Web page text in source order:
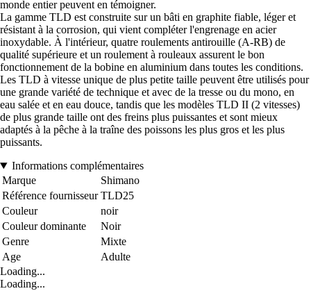
monde entier peuvent en témoigner.
La gamme TLD est construite sur un bâti en graphite fiable, léger et
résistant à la corrosion, qui vient compléter l'engrenage en acier
inoxydable. À l'intérieur, quatre roulements antirouille (A-RB) de
qualité supérieure et un roulement à rouleaux assurent le bon
fonctionnement de la bobine en aluminium dans toutes les conditions.
Les TLD à vitesse unique de plus petite taille peuvent être utilisés pour
une grande variété de technique et avec de la tresse ou du mono, en
eau salée et en eau douce, tandis que les modèles TLD II (2 vitesses)
de plus grande taille ont des freins plus puissantes et sont mieux
adaptés à la pêche à la traîne des poissons les plus gros et les plus
puissants.
Informations complémentaires
Marque
Shimano
Référence fournisseur TLD25
Couleur
noir
Couleur dominante
Noir
Genre
Mixte
Age
Adulte
Loading...
Loading...